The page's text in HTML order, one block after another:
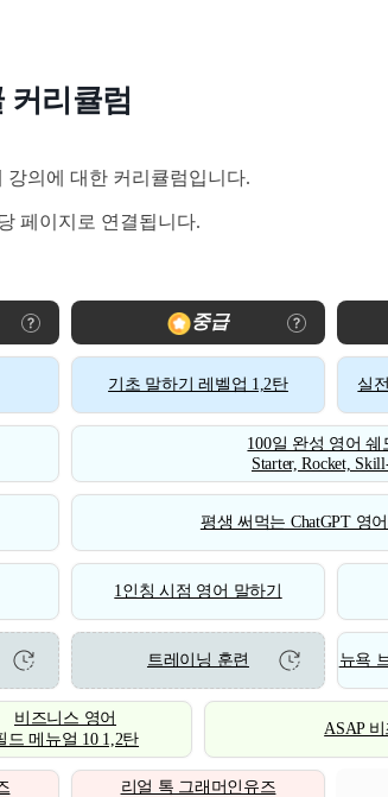
커리큘럼
의에 대한 커리큘럼입니다.
페이지로 연결됩니다.
중급
기초 말하기 레벨업 1,2탄 실
100일 완성 영어 쉐
Starter, Rocket,
평생 써먹는 ChatGPT 영
1인칭 시점 영어 말하기
트레이닝 훈련 뉴욕
비즈니스 영어
드 메뉴얼 10 1,2탄
ASAP
리얼 톡 그래머인유즈